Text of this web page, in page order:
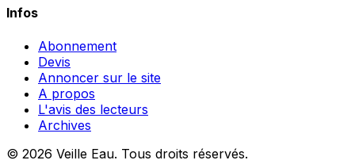
Infos
Abonnement
Devis
Annoncer sur le site
A propos
L'avis des lecteurs
Archives
© 2026 Veille Eau. Tous droits réservés.